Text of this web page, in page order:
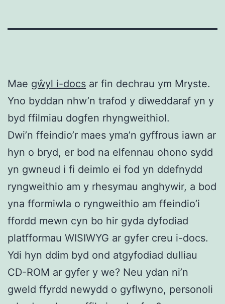
Mae gŵyl i-docs ar fin dechrau ym Mryste.
Yno byddan nhw’n trafod y diweddaraf yn y
byd ffilmiau dogfen rhyngweithiol.
Dwi’n ffeindio’r maes yma’n gyffrous iawn ar
hyn o bryd, er bod na elfennau ohono sydd
yn gwneud i fi deimlo ei fod yn ddefnydd
ryngweithio am y rhesymau anghywir, a bod
yna fformiwla o ryngweithio am ffeindio’i
ffordd mewn cyn bo hir gyda dyfodiad
platfformau WISIWYG ar gyfer creu i-docs.
Ydi hyn ddim byd ond atgyfodiad dulliau
CD-ROM ar gyfer y we? Neu ydan ni’n
gweld ffyrdd newydd o gyflwyno, personoli